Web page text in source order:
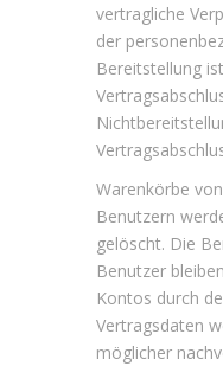
vertragliche
der
Bereitstellung
Warenkörbe
Benutzern
gelöscht. Die
Benutzer
Kontos durch
Vertragsdaten
möglicher